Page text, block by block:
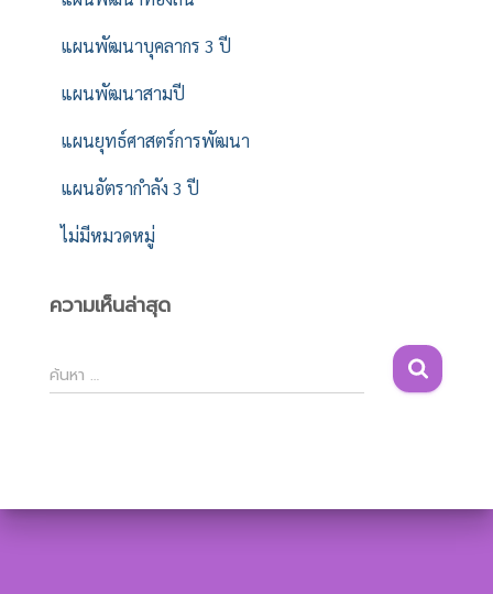
แผนพัฒนาบุคลากร 3 ปี
แผนพัฒนาสามปี
แผนยุทธ์ศาสตร์การพัฒนา
แผนอัตรากำลัง 3 ปี
ไม่มีหมวดหมู่
ความเห็นล่าสุด
ค้
น
ห
ค้นหา …